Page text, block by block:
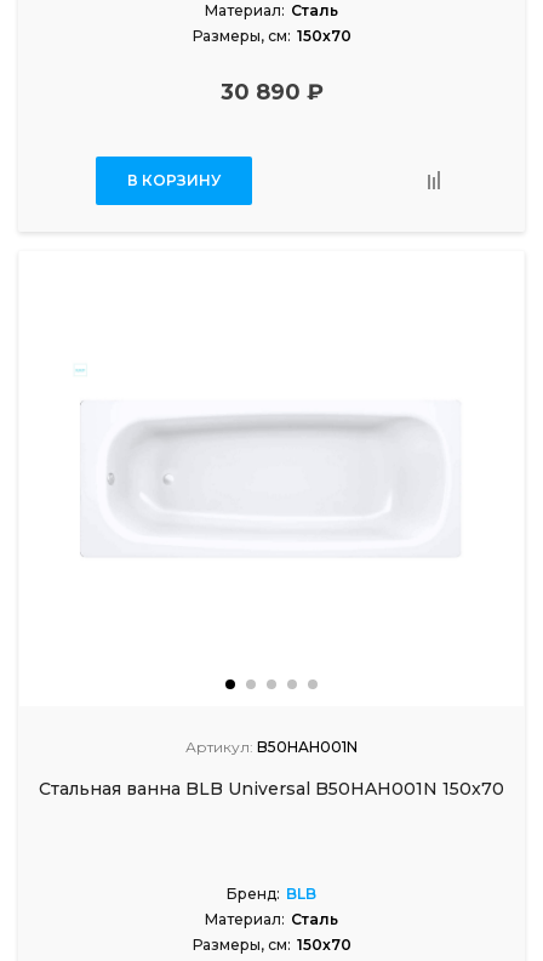
Материал: Сталь
Размеры, см: 150x70
30 890 ₽
В КОРЗИНУ
Артикул: B50HAH001N
Стальная ванна BLB Universal B50HAH001N 150x70
Бренд: BLB
Материал: Сталь
Размеры, см: 150x70